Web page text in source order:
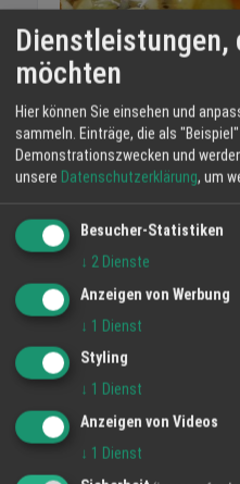
lecker schmecker...
Angebote
Angebot
Dienstleistungen,
möchten
Hier können Sie einsehen und
sammeln. Einträge, die als
Demonstrationszwecken und
unsere Datenschutzerklärung, um
Besucher-Statistiken
↓ 2 Dienste
Anzeigen von Werbung
↓ 1 Dienst
Styling
↓ 1 Dienst
Anzeigen von Videos
↓ 1 Dienst